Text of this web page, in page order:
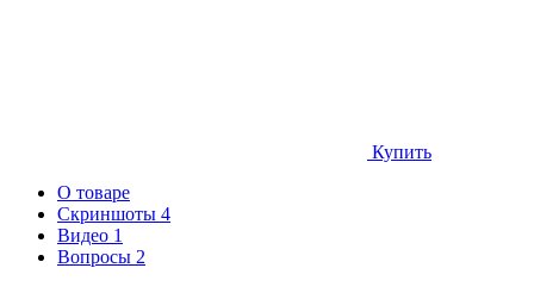
Купить
О товаре
Скриншоты 4
Видео 1
Вопросы 2